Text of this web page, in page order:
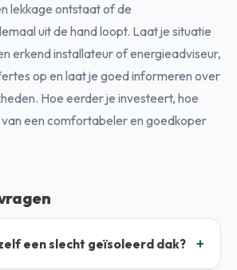
lekkage ontstaat of de
uit de hand loopt. Laat je situatie
erkend installateur of energieadviseur,
op en laat je goed informeren over
Hoe eerder je investeert, hoe
een comfortabeler en goedkoper
een slecht geïsoleerd dak?